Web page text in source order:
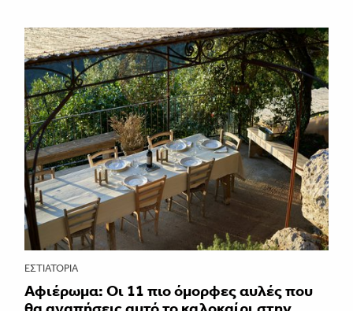
ΕΣΤΙΑΤΌΡΙΑ
Αφιέρωμα: Οι 11 πιο όμορφες αυλές που